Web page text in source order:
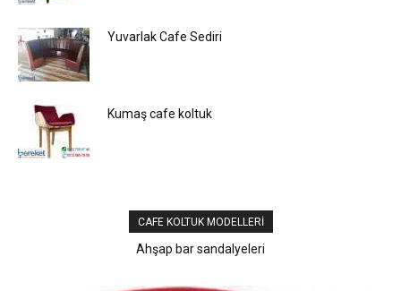
Yuvarlak Cafe Sediri
Kumaş cafe koltuk
CAFE KOLTUK MODELLERI
Yonca cafe koltuğu